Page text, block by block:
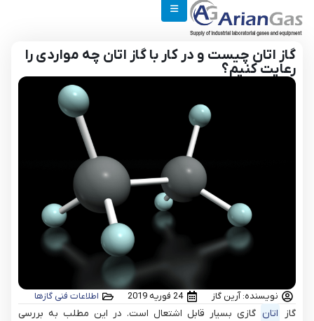
گاز اتان چیست و در کار با گاز اتان چه مواردی را
رعایت کنیم؟
نویسنده: آرین گاز 24 فوریه 2019 اطلاعات فنی گازها
گاز اتان گازی بسیار قابل اشتعال است. در این مطلب به بررسی